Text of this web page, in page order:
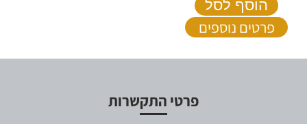
הוסף לסל
פרטים נוספים
פרטי התקשרות